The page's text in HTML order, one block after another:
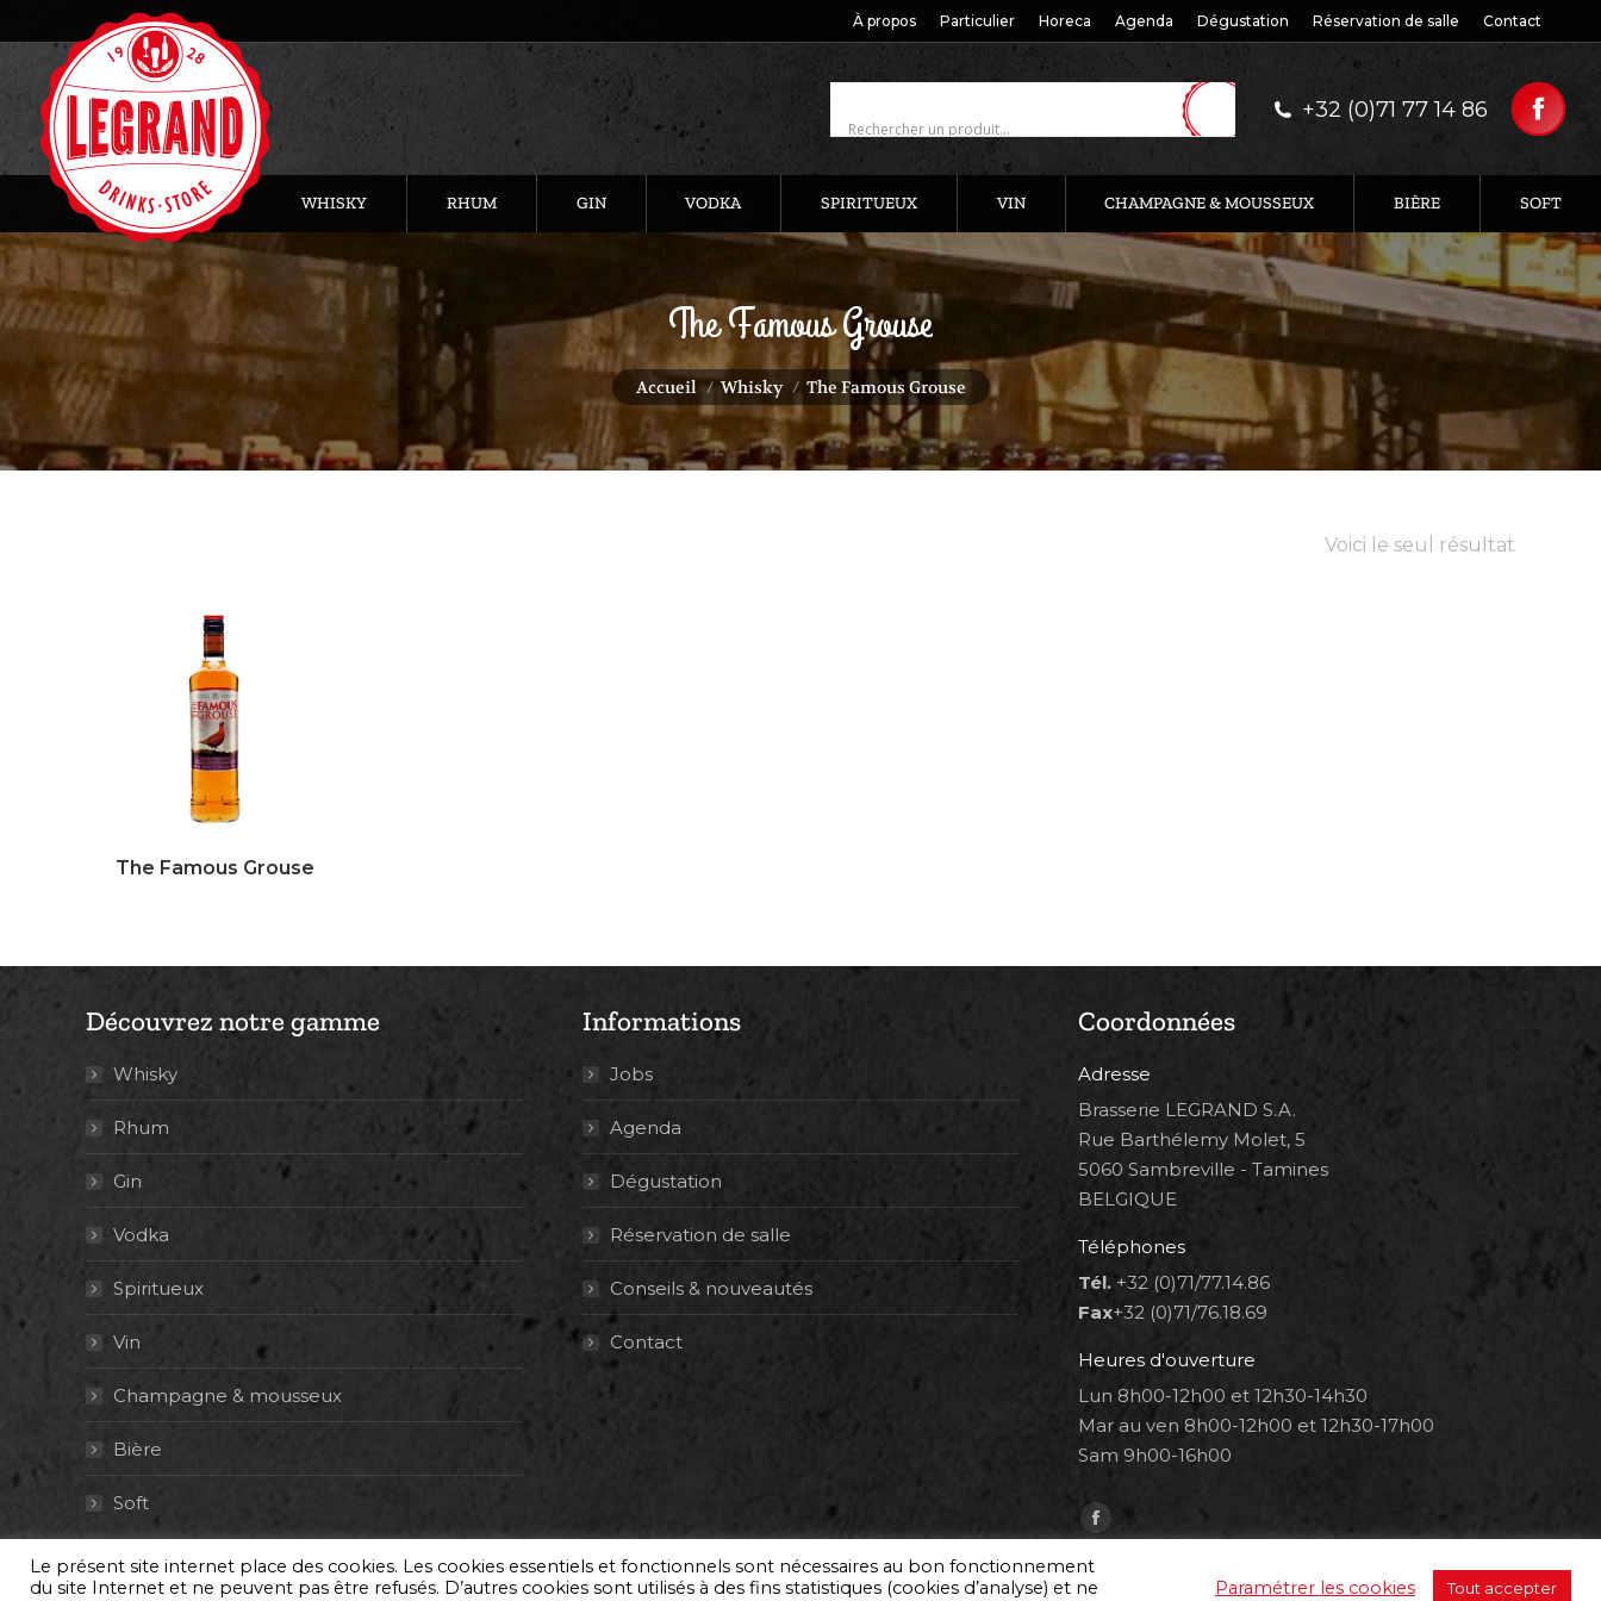
À propos Particulier Horeca Agenda Dégustation Réservation de salle Contact
+32 (0)71 77 14 86
WHISKY RHUM GIN VODKA SPIRITUEUX VIN CHAMPAGNE & MOUSSEUX BIÈRE SOFT
The Famous Grouse
Vous êtes ici :
Accueil Whisky The Famous Grouse
Voici le seul résultat
The Famous Grouse
Découvrez notre gamme
Whisky
Rhum
Gin
Vodka
Spiritueux
Vin
Champagne & mousseux
Bière
Soft
Informations
Jobs
Agenda
Dégustation
Réservation de salle
Conseils & nouveautés
Contact
Coordonnées
Adresse
Brasserie LEGRAND S.A.
Rue Barthélemy Molet, 5
5060 Sambreville - Tamines
BELGIQUE
Téléphones
Tél. +32 (0)71/77.14.86
Fax+32 (0)71/76.18.69
Heures d'ouverture
Lun 8h00-12h00 et 12h30-14h30
Mar au ven 8h00-12h00 et 12h30-17h00
Sam 9h00-16h00
Trouvez nous sur :
Facebook
page
opens
© By Poush
Le présent site internet place des cookies. Les cookies essentiels et fonctionnels sont nécessaires au bon fonctionnement
du site Internet et ne peuvent pas être refusés. D’autres cookies sont utilisés à des fins statistiques (cookies d’analyse) et ne
Paramétrer les cookies Tout accepter